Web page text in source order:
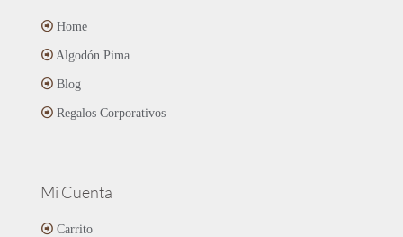
Home
Algodón Pima
Blog
Regalos Corporativos
Mi Cuenta
Carrito